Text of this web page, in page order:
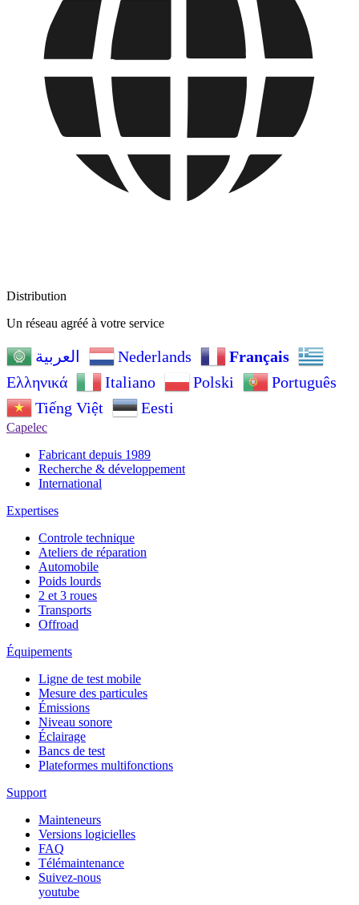
Distribution
Un réseau agréé à votre service
العربية Nederlands
Français
Ελληνικά
Italiano Polski
Português
Tiếng Việt
Eesti
Capelec
Fabricant depuis 1989
Recherche & développement
International
Expertises
Controle technique
Ateliers de réparation
Automobile
Poids lourds
2 et 3 roues
Transports
Offroad
Équipements
Ligne de test mobile
Mesure des particules
Émissions
Niveau sonore
Éclairage
Bancs de test
Plateformes multifonctions
Support
Mainteneurs
Versions logicielles
FAQ
Télémaintenance
Suivez-nous
youtube